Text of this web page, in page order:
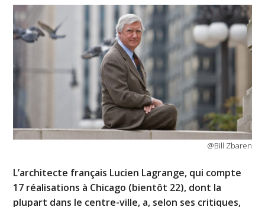
@Bill Zbaren
L’architecte français Lucien Lagrange, qui compte
17 réalisations à Chicago (bientôt 22), dont la
plupart dans le centre-ville, a, selon ses critiques,